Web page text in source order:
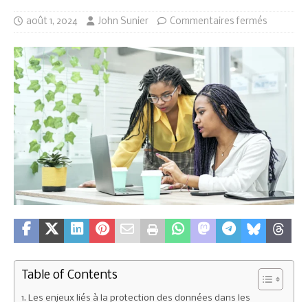
août 1, 2024 John Sunier Commentaires fermés
Table of Contents
Les enjeux liés à la protection des données dans les